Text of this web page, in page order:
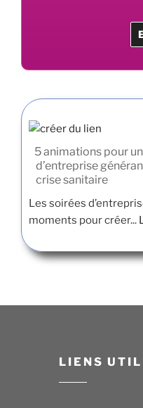
5 animations pour
d’entreprise
crise sanitaire
Les soirées
moments pour créer...
LIENS